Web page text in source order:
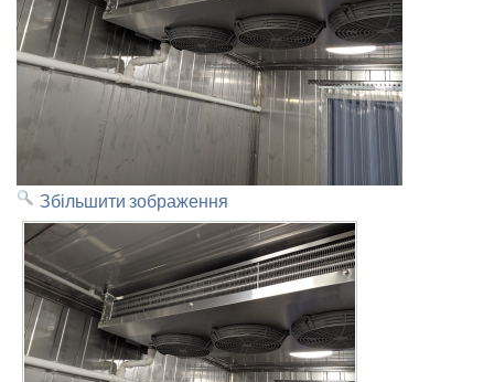
Збільшити зображення